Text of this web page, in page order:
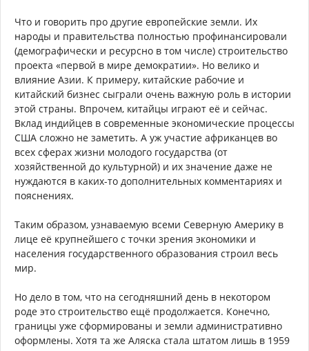
Что и говорить про другие европейские земли. Их
народы и правительства полностью профинансировали
(демографически и ресурсно в том числе) строительство
проекта «первой в мире демократии». Но велико и
влияние Азии. К примеру, китайские рабочие и
китайский бизнес сыграли очень важную роль в истории
этой страны. Впрочем, китайцы играют её и сейчас.
Вклад индийцев в современные экономические процессы
США сложно не заметить. А уж участие африканцев во
всех сферах жизни молодого государства (от
хозяйственной до культурной) и их значение даже не
нуждаются в каких-то дополнительных комментариях и
пояснениях.
Таким образом, узнаваемую всеми Северную Америку в
лице её крупнейшего с точки зрения экономики и
населения государственного образования строил весь
мир.
Но дело в том, что на сегодняшний день в некотором
роде это строительство ещё продолжается. Конечно,
границы уже сформированы и земли административно
оформлены. Хотя та же Аляска стала штатом лишь в 1959